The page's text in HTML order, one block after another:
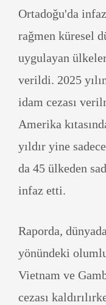
Ortadoğu'da
rağmen küresel
uygulayan
verildi. 2025
idam cezası
Amerika
yıldır yine
da 45 ülkeden
infaz etti.
Raporda,
yönündeki
Vietnam ve
cezası